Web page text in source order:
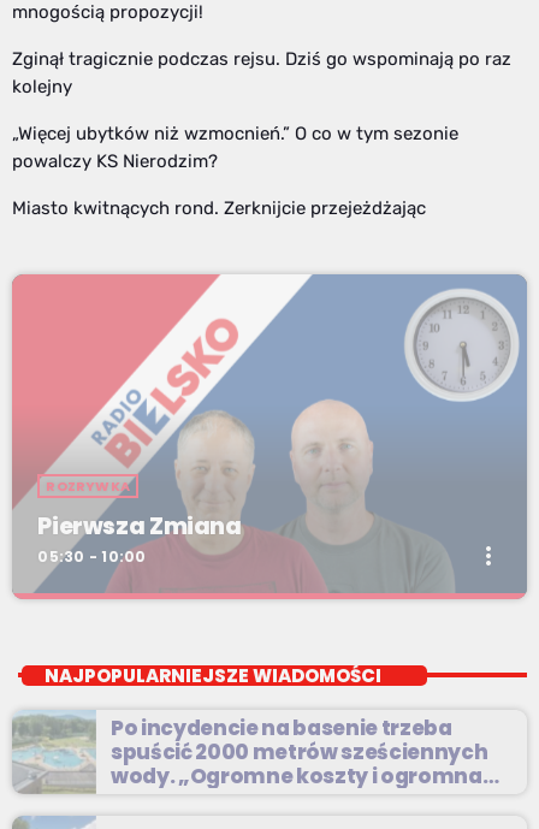
mnogością propozycji!
Zginął tragicznie podczas rejsu. Dziś go wspominają po raz
kolejny
„Więcej ubytków niż wzmocnień.” O co w tym sezonie
powalczy KS Nierodzim?
Miasto kwitnących rond. Zerknijcie przejeżdżając
ROZRYWKA
Pierwsza Zmiana
05:30 - 10:00 more_vert
Codziennie od poniedziałku do piątku od 5:30 do 10.
NAJPOPULARNIEJSZE WIADOMOŚCI
Po incydencie na basenie trzeba
spuścić 2000 metrów sześciennych
wody. „Ogromne koszty i ogromna